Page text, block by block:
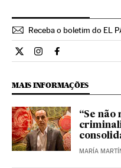
Receba o boletim do EL
Cultura El País Brasil en
Cultura El País
Cultura El País
MAIS INFORMAÇÕES
“Se não
MARÍA